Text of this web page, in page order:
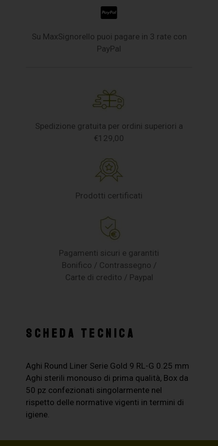
Su MaxSignorello puoi pagare in 3 rate con
PayPal
Spedizione gratuita per ordini superiori a
€129,00
Prodotti certificati
Pagamenti sicuri e garantiti
Bonifico / Contrassegno /
Carte di credito / Paypal
SCHEDA TECNICA
Aghi Round Liner Serie Gold 9 RL-G 0.25 mm
Aghi sterili monouso di prima qualità, Box da
50 pz confezionati singolarmente nel
rispetto delle normative vigenti in termini di
igiene.